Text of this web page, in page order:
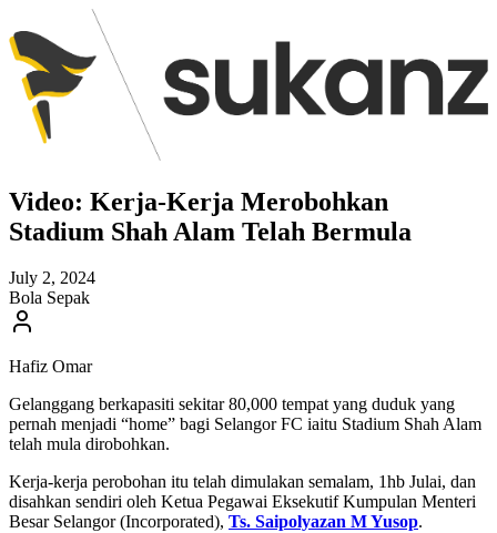
Video: Kerja-Kerja Merobohkan
Stadium Shah Alam Telah Bermula
July 2, 2024
Bola Sepak
Hafiz Omar
Gelanggang berkapasiti sekitar 80,000 tempat yang duduk yang
pernah menjadi “home” bagi Selangor FC iaitu Stadium Shah Alam
telah mula dirobohkan.
Kerja-kerja perobohan itu telah dimulakan semalam, 1hb Julai, dan
disahkan sendiri oleh Ketua Pegawai Eksekutif Kumpulan Menteri
Besar Selangor (Incorporated), Ts. Saipolyazan M Yusop.